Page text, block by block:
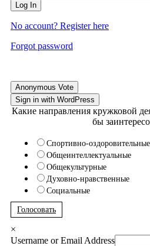
Log In
No account? Register here
Forgot password
Anonymous Vote
Sign in with WordPress
Какие направления кружковой
бы
Спортивно-оздоровительные
Общеинтеллектуальные
Общекультурные
Духовно-нравственные
Социальные
Голосовать
×
Username or Email Address